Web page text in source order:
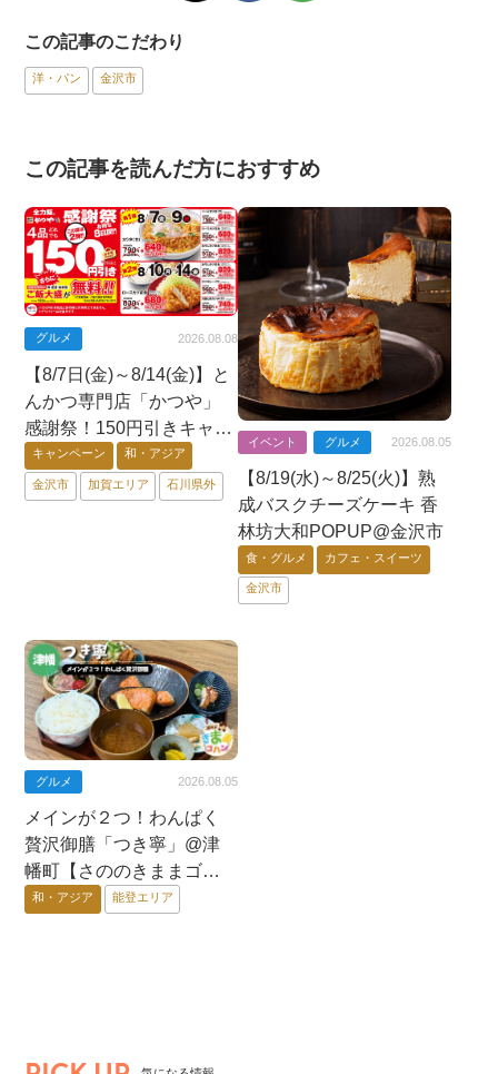
この記事のこだわり
洋・パン 金沢市
この記事を読んだ方におすすめ
グルメ 2026.08.08
【8/7日(金)～8/14(金)】と
んかつ専門店「かつや」
感謝祭！150円引きキャン
ペーン、さらに期間中ご
飯大盛が無料！
キャンペーン 和・アジア
金沢市 加賀エリア 石川県外
イベント グルメ 2026.08.05
【8/19(水)～8/25(火)】熟
成バスクチーズケーキ 香
林坊大和POPUP@金沢市
食・グルメ カフェ・スイーツ
金沢市
グルメ 2026.08.05
メインが２つ！わんぱく
贅沢御膳「つき寧」@津
幡町【さののきままゴハ
ン】
和・アジア 能登エリア